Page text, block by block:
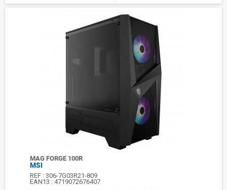
MAG FORGE 100R
MSI
REF :306-7G03R21-809
EAN13 : 4719072676407